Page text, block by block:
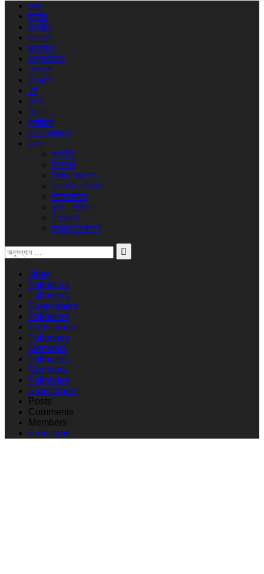
হোম
জাতীয়
রাজনীতি
সারাদেশ
কক্সবাজার
আন্তর্জাতিক
খেলাধুলা
চট্টগ্রাম
ধর্ম
পর্যটন
বিনোদন
ক্যারিয়ার
আইন-আদালত
আরও
অর্থনীতি
শিক্ষাঙ্গন
বিজ্ঞান-প্রযুক্তি
অনলাইন পত্রিকা
লাইফস্টাইল
কৃষি ও পরিবেশ
গণমাধ্যম
মতামত/লেখালেখি
Likes
Followers
Followers
Subscribers
Followers
Subscribers
Followers
Members
Followers
Members
Followers
Subscribers
Posts
Comments
Members
Subscribe